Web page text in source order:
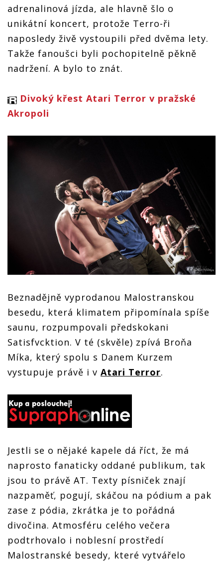
adrenalinová jízda, ale hlavně šlo o
unikátní koncert, protože Terro-ři
naposledy živě vystoupili před dvěma lety.
Takže fanoušci byli pochopitelně pěkně
nadržení. A bylo to znát.
Divoký křest Atari Terror v pražské
Akropoli
Beznadějně vyprodanou Malostranskou
besedu, která klimatem připomínala spíše
saunu, rozpumpovali předskokani
Satisfvcktion. V té (skvěle) zpívá Broňa
Míka, který spolu s Danem Kurzem
vystupuje právě i v Atari Terror.
Jestli se o nějaké kapele dá říct, že má
naprosto fanaticky oddané publikum, tak
jsou to právě AT. Texty písniček znají
nazpaměť, pogují, skáčou na pódium a pak
zase z pódia, zkrátka je to pořádná
divočina. Atmosféru celého večera
podtrhovalo i noblesní prostředí
Malostranské besedy, které vytvářelo